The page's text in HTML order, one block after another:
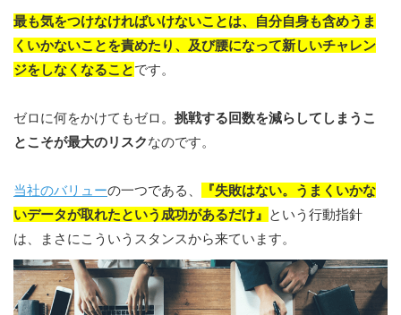
最も気をつけなければいけないことは、自分自身も含めうま
くいかないことを責めたり、及び腰になって新しいチャレン
ジをしなくなることです。
ゼロに何をかけてもゼロ。 挑戦する回数を減らしてしまうこ
とこそが最大のリスクなのです。
当社のバリューの一つである、
『失敗はない。うまくいかな
いデータが取れたという成功があるだけ』 という行動指針
は、まさにこういうスタンスから来ています。